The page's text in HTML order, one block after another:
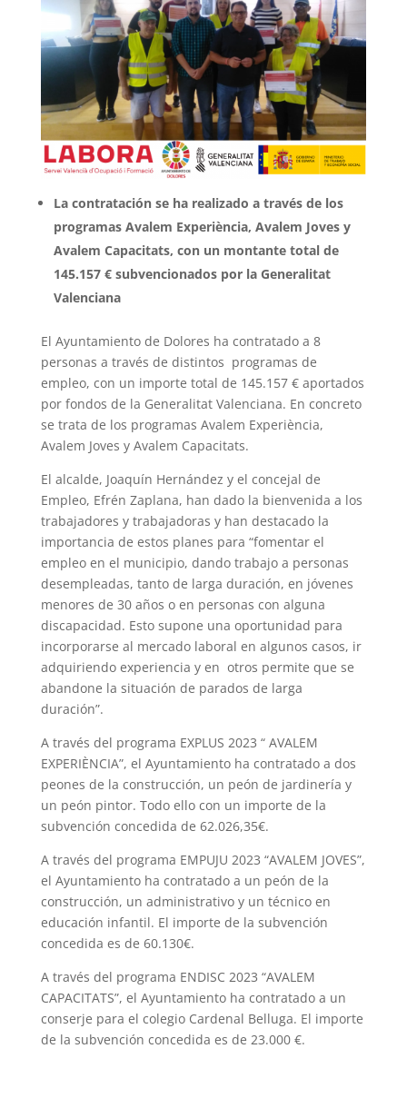
La contratación se ha realizado a través de los
programas Avalem Experiència, Avalem Joves y
Avalem Capacitats, con un montante total de
145.157 € subvencionados por la Generalitat
Valenciana
El Ayuntamiento de Dolores ha contratado a 8
personas a través de distintos programas de
empleo, con un importe total de 145.157 € aportados
por fondos de la Generalitat Valenciana. En concreto
se trata de los programas Avalem Experiència,
Avalem Joves y Avalem Capacitats.
El alcalde, Joaquín Hernández y el concejal de
Empleo, Efrén Zaplana, han dado la bienvenida a los
trabajadores y trabajadoras y han destacado la
importancia de estos planes para “fomentar el
empleo en el municipio, dando trabajo a personas
desempleadas, tanto de larga duración, en jóvenes
menores de 30 años o en personas con alguna
discapacidad. Esto supone una oportunidad para
incorporarse al mercado laboral en algunos casos, ir
adquiriendo experiencia y en otros permite que se
abandone la situación de parados de larga
duración”.
A través del programa EXPLUS 2023 “ AVALEM
EXPERIÈNCIA”, el Ayuntamiento ha contratado a dos
peones de la construcción, un peón de jardinería y
un peón pintor. Todo ello con un importe de la
subvención concedida de 62.026,35€.
A través del programa EMPUJU 2023 “AVALEM JOVES”,
el Ayuntamiento ha contratado a un peón de la
construcción, un administrativo y un técnico en
educación infantil. El importe de la subvención
concedida es de 60.130€.
A través del programa ENDISC 2023 “AVALEM
CAPACITATS”, el Ayuntamiento ha contratado a un
conserje para el colegio Cardenal Belluga. El importe
de la subvención concedida es de 23.000 €.